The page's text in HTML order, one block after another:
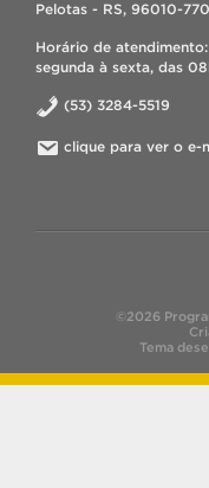
Pelotas - RS, 96010-770
Horário de atendimento:
segunda à sexta, das
(53) 3284-5519
clique para ver o e-
©2026
Tema